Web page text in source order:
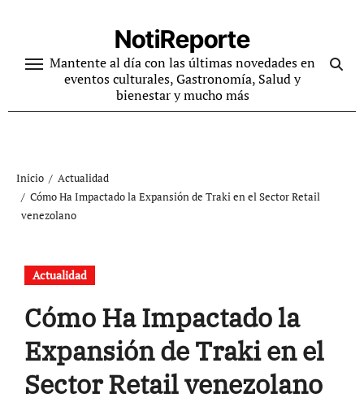
contenido
NotiReporte
Mantente al día con las últimas novedades en
eventos culturales, Gastronomía, Salud y
bienestar y mucho más
Inicio
Actualidad
Cómo Ha Impactado la Expansión de Traki en el Sector Retail
venezolano
Actualidad
Cómo Ha Impactado la
Expansión de Traki en el
Sector Retail venezolano